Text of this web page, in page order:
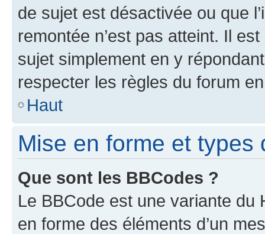
de sujet est désactivée ou que
remontée n’est pas atteint. Il
sujet simplement en y
respecter les règles du forum
Haut
Mise en forme et types
Que sont les BBCodes ?
Le BBCode est une variante du
en forme des éléments d’un